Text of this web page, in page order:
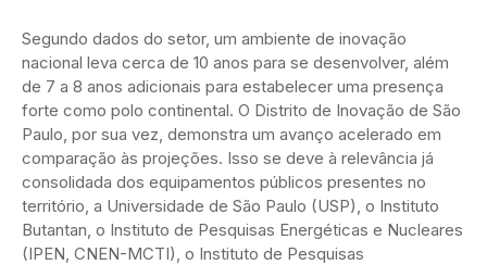
Segundo dados do setor, um ambiente de inovação
nacional leva cerca de 10 anos para se desenvolver, além
de 7 a 8 anos adicionais para estabelecer uma presença
forte como polo continental. O Distrito de Inovação de São
Paulo, por sua vez, demonstra um avanço acelerado em
comparação às projeções. Isso se deve à relevância já
consolidada dos equipamentos públicos presentes no
território, a Universidade de São Paulo (USP), o Instituto
Butantan, o Instituto de Pesquisas Energéticas e Nucleares
(IPEN, CNEN-MCTI), o Instituto de Pesquisas